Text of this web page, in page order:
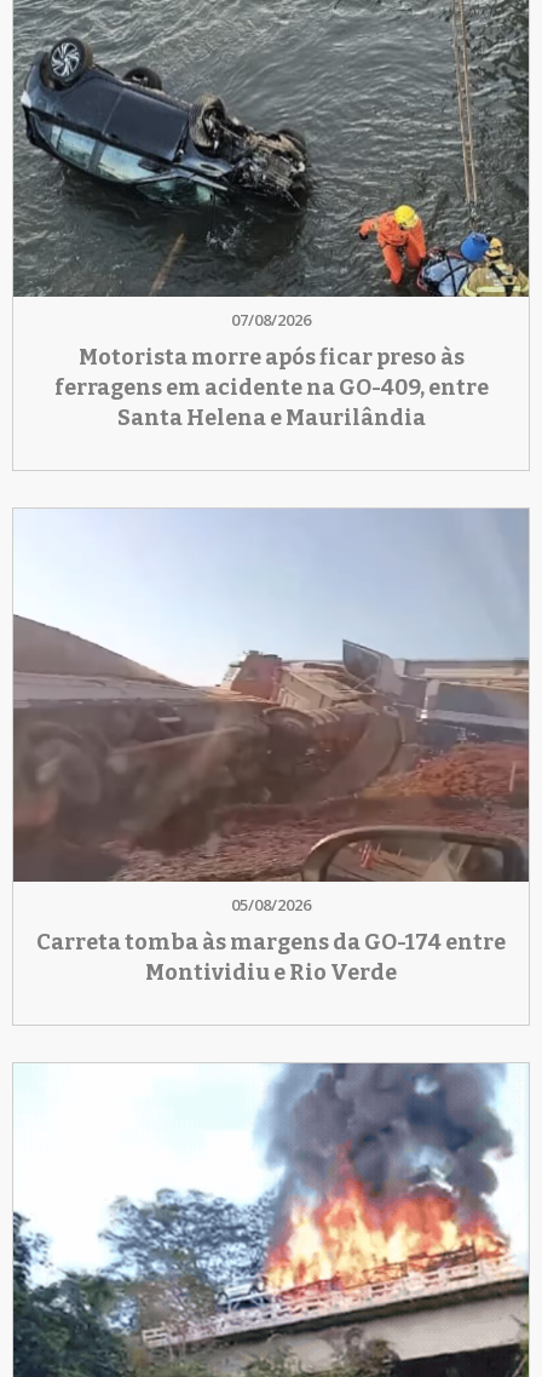
07/08/2026
Motorista morre após ficar preso às
ferragens em acidente na GO-409, entre
Santa Helena e Maurilândia
05/08/2026
Carreta tomba às margens da GO-174 entre
Montividiu e Rio Verde